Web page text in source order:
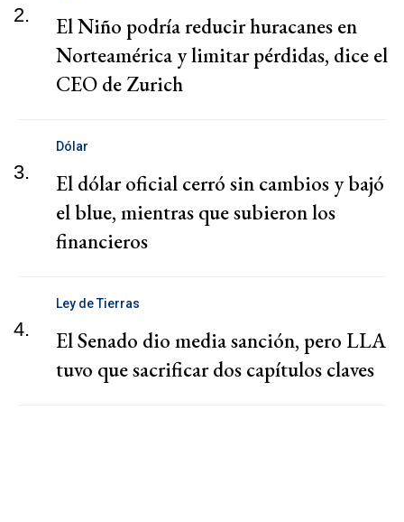
2.
El Niño podría reducir huracanes en
Norteamérica y limitar pérdidas, dice el
CEO de Zurich
3.
Dólar
El dólar oficial cerró sin cambios y bajó
el blue, mientras que subieron los
financieros
4.
Ley de Tierras
El Senado dio media sanción, pero LLA
tuvo que sacrificar dos capítulos claves